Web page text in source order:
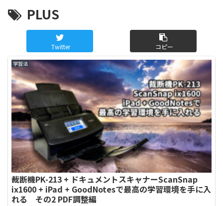
PLUS
Twitter コピー
学習法
裁断機PK-213 + ドキュメントスキャナーScanSnap
ix1600 + iPad + GoodNotesで最高の学習環境を手に入
れる その2 PDF調整編